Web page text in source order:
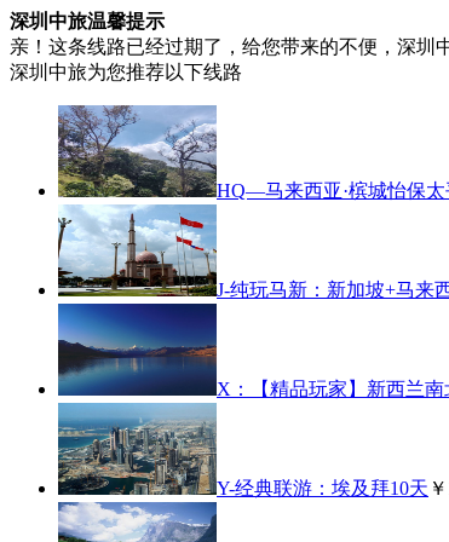
深圳中旅温馨提示
亲！这条线路已经过期了，给您带来的不便，深圳
深圳中旅为您推荐以下线路
HQ—马来西亚·槟城怡保太
J-纯玩马新：新加坡+马来
X：【精品玩家】新西兰
Y-经典联游：埃及拜10天